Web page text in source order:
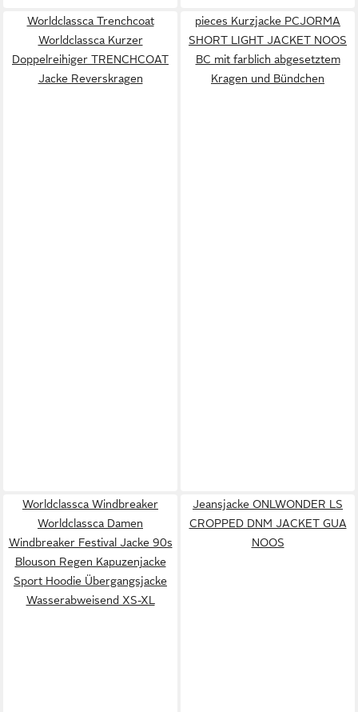
Worldclassca Trenchcoat
Worldclassca Kurzer
Doppelreihiger TRENCHCOAT
Jacke Reverskragen
pieces Kurzjacke PCJORMA
SHORT LIGHT JACKET NOOS
BC mit farblich abgesetztem
Kragen und Bündchen
Worldclassca Windbreaker
Worldclassca Damen
Windbreaker Festival Jacke 90s
Blouson Regen Kapuzenjacke
Sport Hoodie Übergangsjacke
Wasserabweisend XS-XL
Jeansjacke ONLWONDER LS
CROPPED DNM JACKET GUA
NOOS